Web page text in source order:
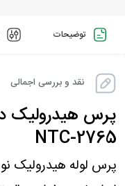
توضیحات
نقد و بررسی اجمالی
NTC-2765